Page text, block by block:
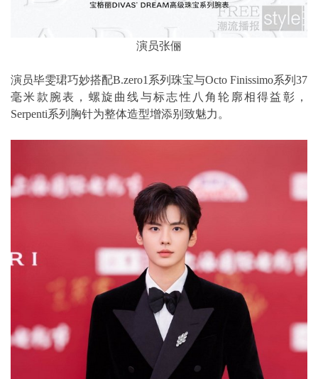
演员张俪
演员毕雯珺巧妙搭配B.zero1系列珠宝与Octo Finissimo系列37
毫米款腕表，螺旋曲线与标志性八角轮廓相得益彰，
Serpenti系列胸针为整体造型增添别致魅力。